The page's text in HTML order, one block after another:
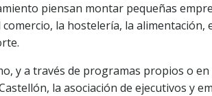
piensan montar pequeñas
comercio, la hostelería, la alimentación,
y a través de programas propios o
la asociación de ejecutivos y